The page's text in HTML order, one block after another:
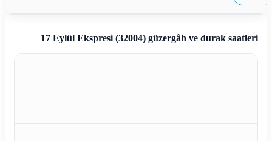
17 Eylül Ekspresi (32004)güzergâh ve durak saatleri